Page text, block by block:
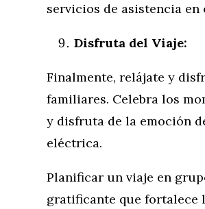
servicios de asistencia
Disfruta del Viaje:
Finalmente, relájate y
familiares. Celebra los
y disfruta de la emoción
eléctrica.
Planificar un viaje en
gratificante que fortalece